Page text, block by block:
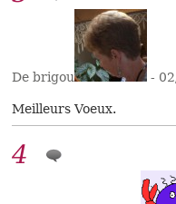
De brigou -
Meilleurs Voeux.
4